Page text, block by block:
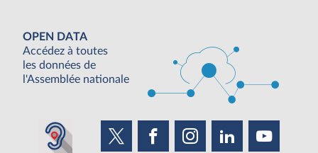
OPEN DATA
Accédez à toutes
les données de
l'Assemblée nationale